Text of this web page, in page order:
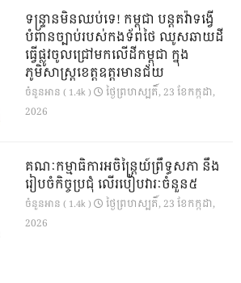
ទន្ទ្រានមិនឈប់ទេ! កម្ពុជា បន្តតវ៉ាទង្វើ
បំពានច្បាប់របស់កងទ័ពថៃ ឈូសឆាយដី
ធ្វើផ្លូវចូលជ្រៅមកលើដីកម្ពុជា ក្នុង
ភូមិសាស្ត្រខេត្តឧត្តរមានជ័យ
ចំនួនអាន ( 1.4k )
ថ្ងៃ​ព្រហស្បតិ៍, 23 ខែ​កក្កដា,
2026
គណៈកម្មាធិការអចិន្ត្រៃយ៍ព្រឹទ្ធសភា នឹង
រៀបចំកិច្ចប្រជុំ លើរបៀបវារៈចំនួន៥
ចំនួនអាន ( 1.4k )
ថ្ងៃ​ព្រហស្បតិ៍, 23 ខែ​កក្កដា,
2026